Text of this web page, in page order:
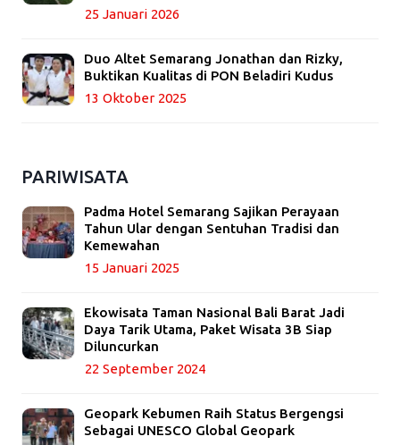
25 Januari 2026
Duo Altet Semarang Jonathan dan Rizky,
Buktikan Kualitas di PON Beladiri Kudus
13 Oktober 2025
PARIWISATA
Padma Hotel Semarang Sajikan Perayaan
Tahun Ular dengan Sentuhan Tradisi dan
Kemewahan
15 Januari 2025
Ekowisata Taman Nasional Bali Barat Jadi
Daya Tarik Utama, Paket Wisata 3B Siap
Diluncurkan
22 September 2024
Geopark Kebumen Raih Status Bergengsi
Sebagai UNESCO Global Geopark